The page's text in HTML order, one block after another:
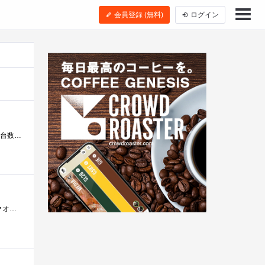
会員登録 (無料) ログイン
No.8Mercedes-Benz300SLRMilleMigliaです。1955年のものですので、58年前ですね。 中の紙に説明がありますが、制作台数９台、これはミッレ・ミリアで午前�...
メルセデスSLK-Classです。 オープンにバケットシート！これはいいですねぇ。ジョージアのおまけとしてはまぁまぁのクオリティではないでしょう...